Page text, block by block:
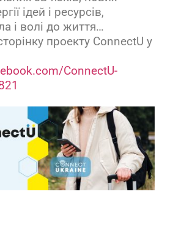
ідей і ресурсів,
і волі до життя…
проекту ConnectU у
ConnectU-